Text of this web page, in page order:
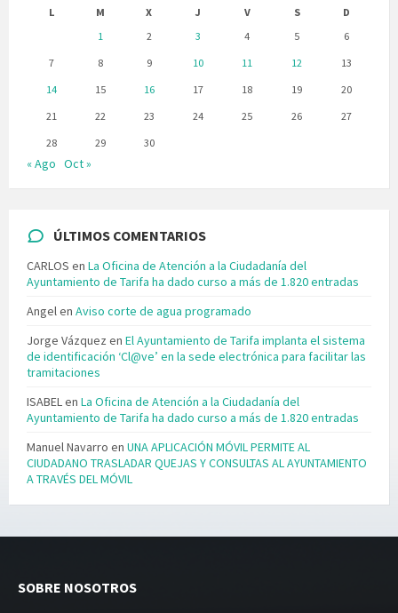
L
M X J V S
D
1
2 3 4 5
6
7
8 9 10 11 12
13
14
15 16 17 18 19
20
21
22 23 24 25 26
27
28
29 30
« Ago Oct »
ÚLTIMOS COMENTARIOS
CARLOS en La Oficina de Atención a la Ciudadanía del
Ayuntamiento de Tarifa ha dado curso a más de 1.820 entradas
Angelen Aviso corte de agua programado
Jorge Vázquez en El Ayuntamiento de Tarifa implanta el sistema
de identificación ‘Cl@ve’ en la sede electrónica para facilitar las
tramitaciones
ISABELen La Oficina de Atención a la Ciudadanía del
Ayuntamiento de Tarifa ha dado curso a más de 1.820 entradas
Manuel Navarro en UNA APLICACIÓN MÓVIL PERMITE AL
CIUDADANO TRASLADAR QUEJAS Y CONSULTAS AL AYUNTAMIENTO
A TRAVÉS DEL MÓVIL
SOBRE NOSOTROS